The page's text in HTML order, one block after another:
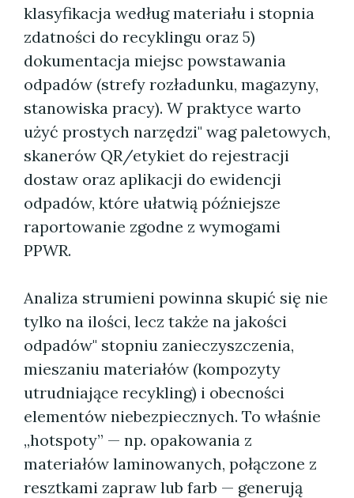
klasyfikacja według materiału i stopnia
zdatności do recyklingu oraz 5)
dokumentacja miejsc powstawania
odpadów (strefy rozładunku, magazyny,
stanowiska pracy). W praktyce warto
użyć prostych narzędzi" wag paletowych,
skanerów QR/etykiet do rejestracji
dostaw oraz aplikacji do ewidencji
odpadów, które ułatwią późniejsze
raportowanie zgodne z wymogami
PPWR.
Analiza strumieni powinna skupić się nie
tylko na ilości, lecz także na jakości
odpadów" stopniu zanieczyszczenia,
mieszaniu materiałów (kompozyty
utrudniające recykling) i obecności
elementów niebezpiecznych. To właśnie
„hotspoty” — np. opakowania z
materiałów laminowanych, połączone z
resztkami zapraw lub farb — generują